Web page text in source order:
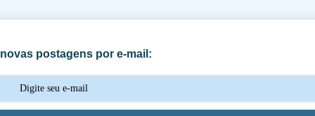
postagens por e-mail: